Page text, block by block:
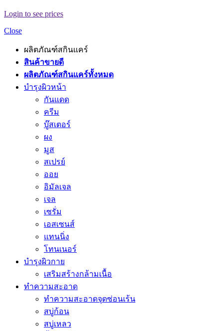
Login to see prices
Close
ผลิตภัณฑ์สกินแคร์
สินค้าขายดี
ผลิตภัณฑ์สกินแคร์ทั้งหมด
บำรุงผิวหน้า
กันแดด
ครีม
บู๊สเตอร์
ผง
มูส
สเปรย์
ออย
อิมัลเจล
เจล
เซรั่ม
เอสเซนส์
แทนนิ่ง
โทนเนอร์
บำรุงผิวกาย
เสริมสร้างกล้ามเนื้อ
ทำความสะอาด
ทำความสะอาดจุดซ่อนเร้น
สบู่ก้อน
สบู่เหลว